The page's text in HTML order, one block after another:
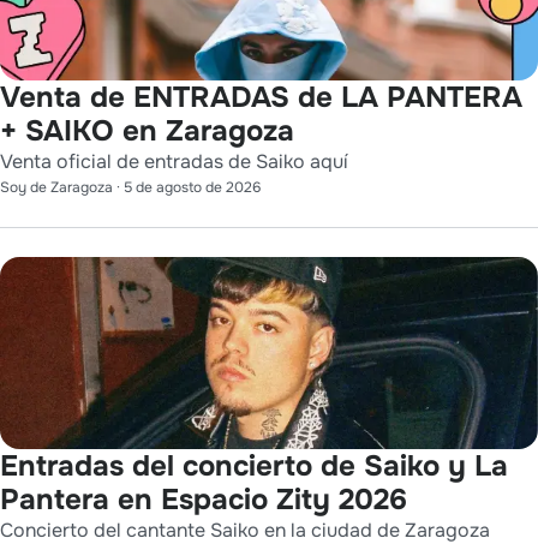
Venta de ENTRADAS de LA PANTERA
+ SAIKO en Zaragoza
Venta oficial de entradas de Saiko aquí
Soy de Zaragoza · 5 de agosto de 2026
Entradas del concierto de Saiko y La
Pantera en Espacio Zity 2026
Concierto del cantante Saiko en la ciudad de Zaragoza